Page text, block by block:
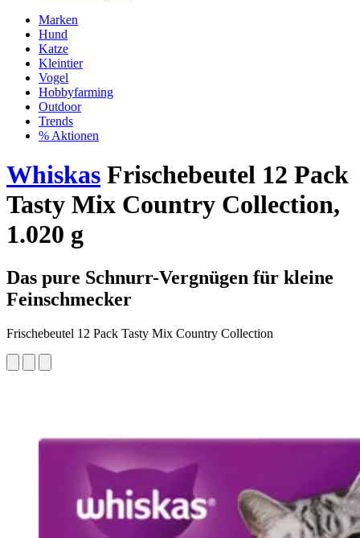
Marken
Hund
Katze
Kleintier
Vogel
Hobbyfarming
Outdoor
Trends
% Aktionen
Whiskas Frischebeutel 12 Pack
Tasty Mix Country Collection,
1.020 g
Das pure Schnurr-Vergnügen für kleine
Feinschmecker
Frischebeutel 12 Pack Tasty Mix Country Collection